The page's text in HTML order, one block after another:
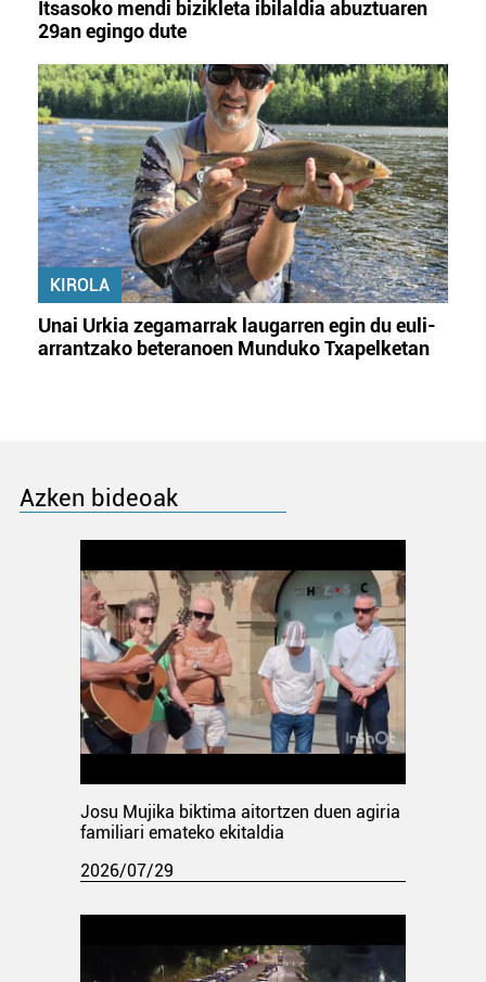
Itsasoko mendi bizikleta ibilaldia abuztuaren
29an egingo dute
KIROLA
Unai Urkia zegamarrak laugarren egin du euli-
arrantzako beteranoen Munduko Txapelketan
Azken bideoak
Josu Mujika biktima aitortzen duen agiria
familiari emateko ekitaldia
2026/07/29